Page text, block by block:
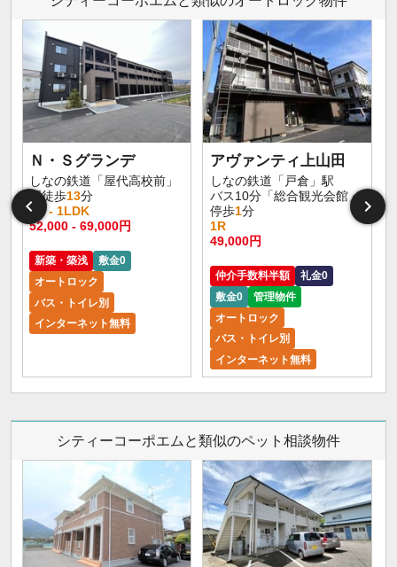
Ｎ・Ｓグランデ
しなの鉄道「屋代高校前」
駅徒歩13分
1K - 1LDK
52,000 - 69,000円
新築・築浅
敷金0
オートロック
バス・トイレ別
インターネット無料
アヴァンティ上山田
しなの鉄道「戸倉」駅
バス10分「総合観光会館」
停歩1分
1R
49,000円
仲介手数料半額
礼金0
敷金0
管理物件
オートロック
バス・トイレ別
インターネット無料
シティーコーポエムと類似のペット相談物件